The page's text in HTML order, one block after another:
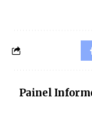
Painel